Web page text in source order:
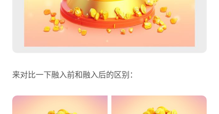
来对比一下融入前和融入后的区别：